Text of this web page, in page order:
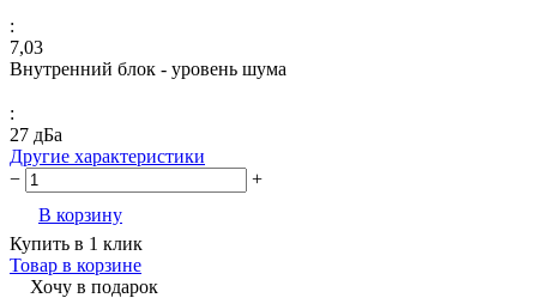
:
7,03
Внутренний блок - уровень шума
:
27 дБа
Другие характеристики
−
+
В корзину
Купить в 1 клик
Товар в корзине
Хочу в подарок